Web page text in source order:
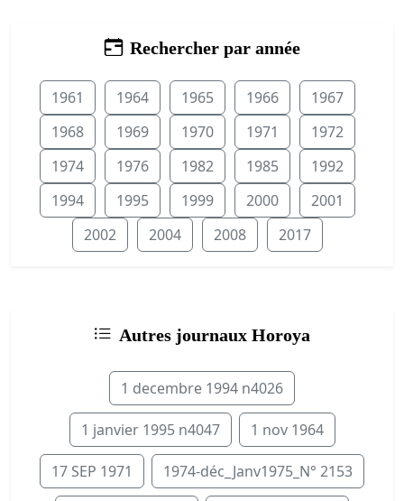
Rechercher par année
1961 1964 1965 1966
1967
1968
1969 1970 1971
1972
1974
1976 1982 1985
1992
1994
1995 1999 2000
2001
2002
2004 2008 2017
Autres journaux Horoya
1 decembre 1994 n4026
1 janvier 1995 n4047 1 nov 1964
17 SEP 1971 1974-déc_Janv1975_N° 2153